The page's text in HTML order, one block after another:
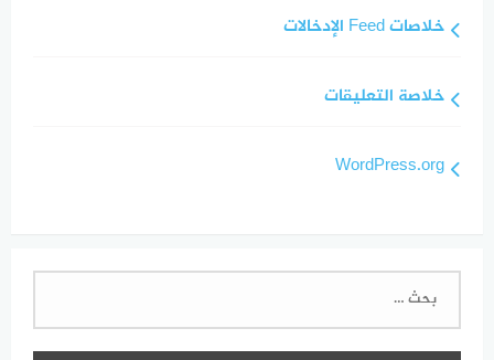
خلاصات Feed الإدخالات
خلاصة التعليقات
WordPress.org
البحث